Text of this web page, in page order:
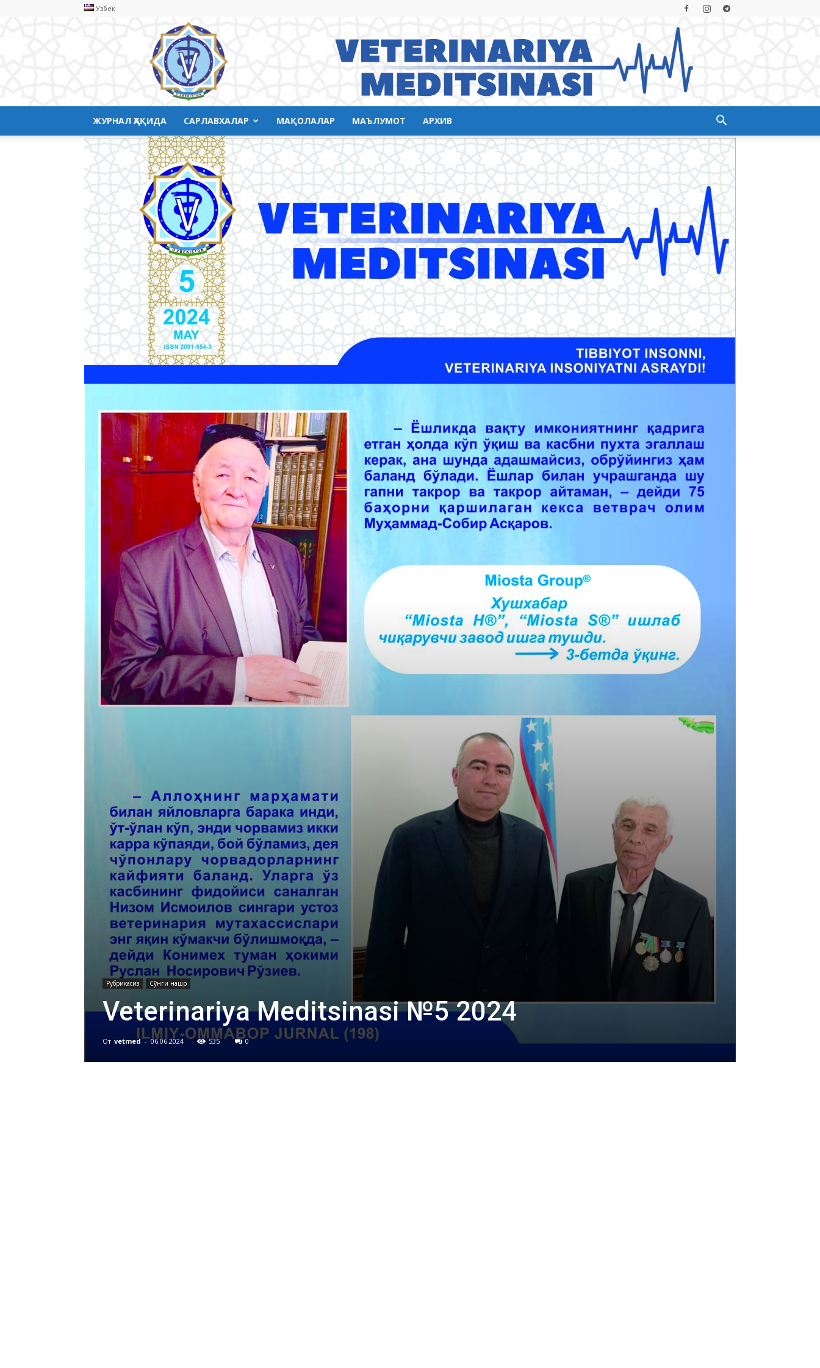
Узбек
Ветеринария
медицинаси
ЖУРНАЛ ҲАҚИДА САРЛАВХАЛАР МАҚОЛАЛАР МАЪЛУМОТ АРХИВ
Рубрикасиз Сўнги нашр
Veterinariya Meditsinasi №5 2024
От vetmed - 06.06.2024 535 0